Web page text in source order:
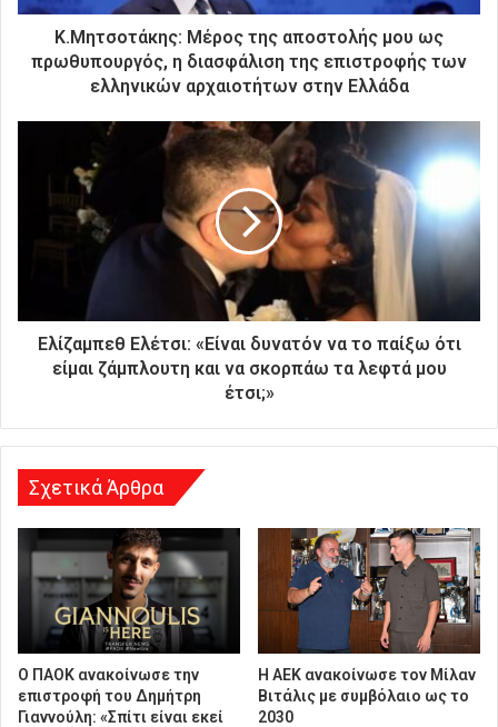
τ
η
Κ.Μητσοτάκης: Μέρος της αποστολής μου ως
πρωθυπουργός, η διασφάλιση της επιστροφής των
ελληνικών αρχαιοτήτων στην Ελλάδα
Ελίζαμπεθ Ελέτσι: «Είναι δυνατόν να το παίξω ότι
είμαι ζάμπλουτη και να σκορπάω τα λεφτά μου
έτσι;»
Σχετικά Άρθρα
Ο ΠΑΟΚ ανακοίνωσε την
επιστροφή του Δημήτρη
Γιαννούλη: «Σπίτι είναι εκεί
H ΑΕΚ ανακοίνωσε τον Μίλαν
Βιτάλις με συμβόλαιο ως το
2030